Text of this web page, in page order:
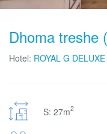
Dhoma treshe
Hotel: ROYAL G
S: 27m2